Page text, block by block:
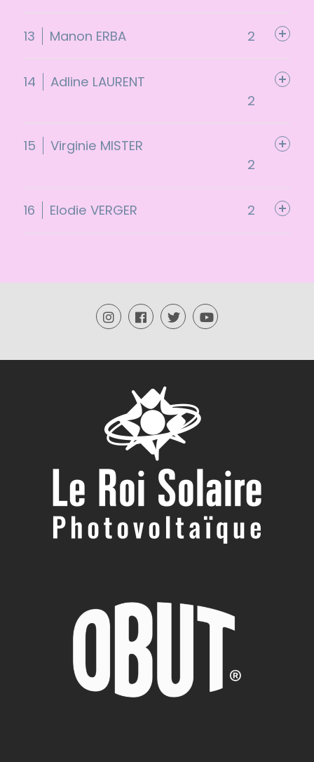
13 Manon ERBA 2
14
Adline LAURENT
2
15
Virginie MISTER
2
16 Elodie VERGER 2